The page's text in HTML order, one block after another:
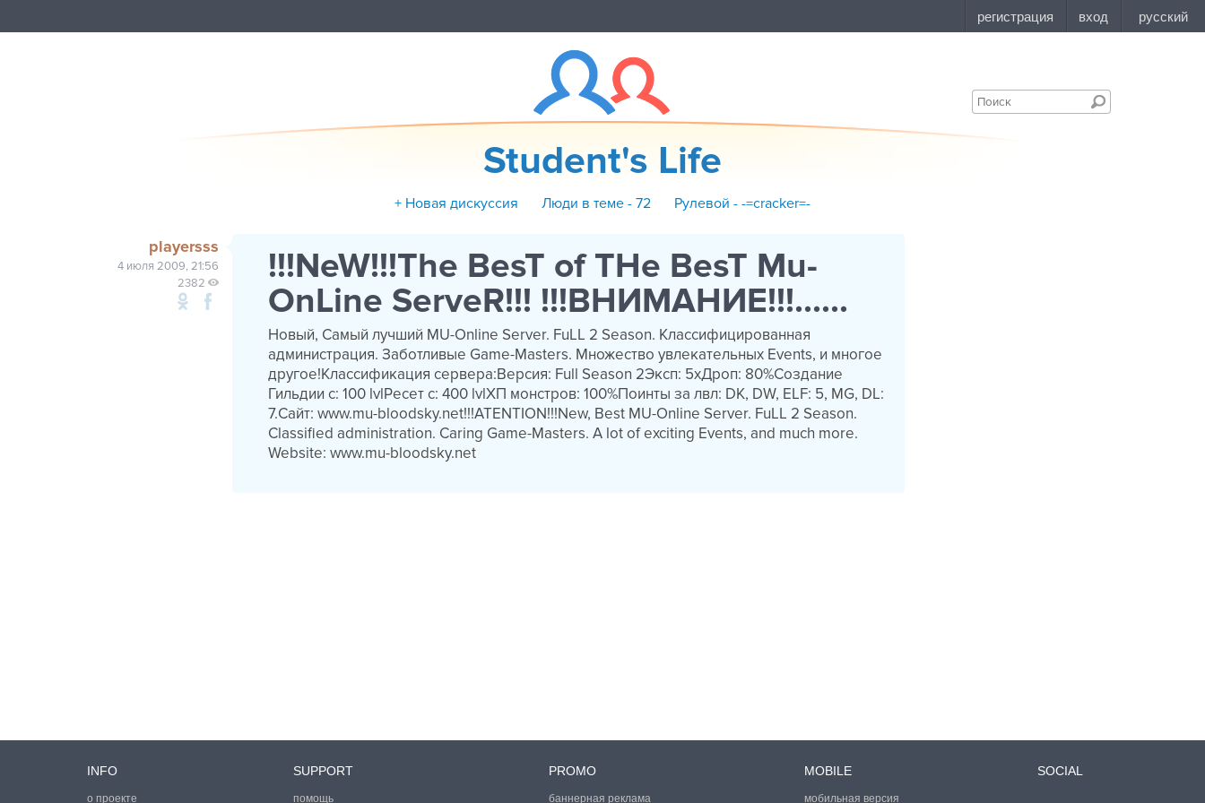
Student's Life
+ Новая дискуссия Люди в теме - 72 Рулевой - -=cracker=-
playersss
4 июля 2009, 21:56
2382
!!!NeW!!!The BesT of THe BesT Mu-
OnLine ServeR!!! !!!ВНИМАНИЕ!!!......
Новый, Самый лучший MU-Online Server. FuLL 2 Season. Классифицированная
администрация. Заботливые Game-Masters. Множество увлекательных Events, и многое
другое!Классификация сервера:Версия: Full Season 2Эксп: 5xДроп: 80%Создание
Гильдии с: 100 lvlРесет с: 400 lvlХП монстров: 100%Поинты за лвл: DK, DW, ELF: 5, MG, DL:
7.Сайт: www.mu-bloodsky.net!!!ATENTION!!!New, Best MU-Online Server. FuLL 2 Season.
Classified administration. Caring Game-Masters. A lot of exciting Events, and much more.
Website: www.mu-bloodsky.net
INFO
о проекте
SUPPORT
помощь
PROMO
баннерная реклама
MOBILE
мобильная версия
SOCIAL